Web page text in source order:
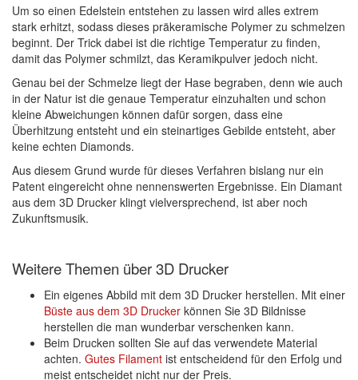
Um so einen Edelstein entstehen zu lassen wird alles extrem
stark erhitzt, sodass dieses präkeramische Polymer zu schmelzen
beginnt. Der Trick dabei ist die richtige Temperatur zu finden,
damit das Polymer schmilzt, das Keramikpulver jedoch nicht.
Genau bei der Schmelze liegt der Hase begraben, denn wie auch
in der Natur ist die genaue Temperatur einzuhalten und schon
kleine Abweichungen können dafür sorgen, dass eine
Überhitzung entsteht und ein steinartiges Gebilde entsteht, aber
keine echten Diamonds.
Aus diesem Grund wurde für dieses Verfahren bislang nur ein
Patent eingereicht ohne nennenswerten Ergebnisse. Ein Diamant
aus dem 3D Drucker klingt vielversprechend, ist aber noch
Zukunftsmusik.
Weitere Themen über 3D Drucker
Ein eigenes Abbild mit dem 3D Drucker herstellen. Mit einer
Büste aus dem 3D Drucker können Sie 3D Bildnisse
herstellen die man wunderbar verschenken kann.
Beim Drucken sollten Sie auf das verwendete Material
achten. Gutes Filament ist entscheidend für den Erfolg und
meist entscheidet nicht nur der Preis.